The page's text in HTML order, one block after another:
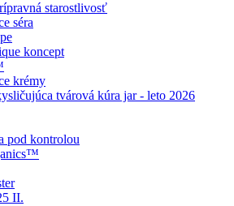
starostlivosť
séra
koncept
krémy
tvárová kúra jar - leto 2026
pod kontrolou
II.